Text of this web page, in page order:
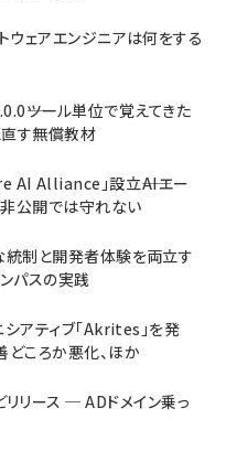
ウェアエンジニアは何をする
ツール単位で覚えてきた
す無償教材
AI Alliance」設立――AIエー
非公開では守れない
統制と開発者体験を両立す
パスの実践
アティブ「Akrites」を発
どころか悪化、ほか
リリース ─ ADドメイン乗っ